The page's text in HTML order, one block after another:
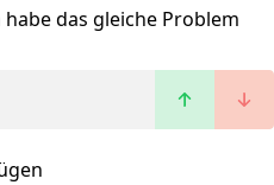
habe das gleiche Problem